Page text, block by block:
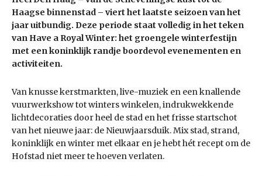
Haagse binnenstad – viert het laatste seizoen van het
jaar uitbundig. Deze periode staat volledig in het teken
van Have a Royal Winter: het groengele winterfestijn
met een koninklijk randje boordevol evenementen en
activiteiten.
Van knusse kerstmarkten, live-muziek en een knallende
vuurwerkshow tot winters winkelen, indrukwekkende
lichtdecoraties door heel de stad en het frisse startschot
van het nieuwe jaar: de Nieuwjaarsduik. Mix stad, strand,
koninklijk en winter met elkaar en je hebt hét recept om de
Hofstad niet meer te hoeven verlaten.